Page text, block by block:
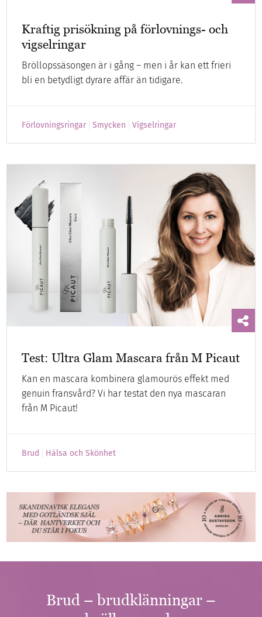
Kraftig prisökning på förlovnings- och
vigselringar
Bröllopssäsongen är i gång – men i år kan ett frieri
bli en betydligt dyrare affär än tidigare.
Förlovningsringar Smycken Vigselringar
Test: Ultra Glam Mascara från M Picaut
Kan en mascara kombinera glamourös effekt med
genuin fransvård? Vi har testat den nya mascaran
från M Picaut!
Brud Hälsa och Skönhet
Brud – brudklänningar –